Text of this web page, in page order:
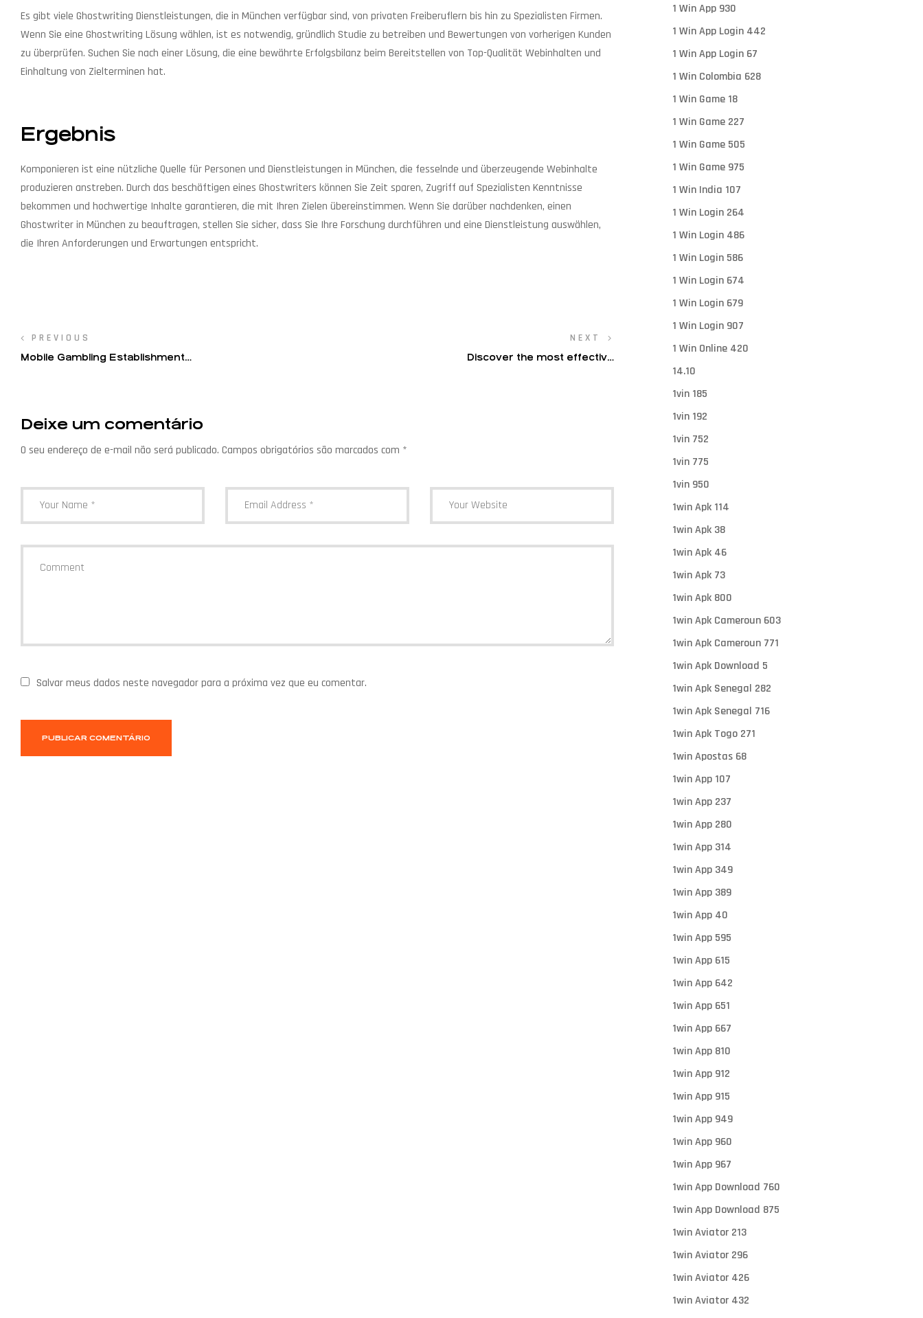
Es gibt viele Ghostwriting Dienstleistungen, die in München verfügbar sind, von privaten Freiberuflern bis hin zu Spezialisten Firmen.
Wenn Sie eine Ghostwriting Lösung wählen, ist es notwendig, gründlich Studie zu betreiben und Bewertungen von vorherigen Kunden
zu überprüfen. Suchen Sie nach einer Lösung, die eine bewährte Erfolgsbilanz beim Bereitstellen von Top-Qualität Webinhalten und
Einhaltung von Zielterminen hat.
Ergebnis
Komponieren ist eine nützliche Quelle für Personen und Dienstleistungen in München, die fesselnde und überzeugende Webinhalte
produzieren anstreben. Durch das beschäftigen eines Ghostwriters können Sie Zeit sparen, Zugriff auf Spezialisten Kenntnisse
bekommen und hochwertige Inhalte garantieren, die mit Ihren Zielen übereinstimmen. Wenn Sie darüber nachdenken, einen
Ghostwriter in München zu beauftragen, stellen Sie sicher, dass Sie Ihre Forschung durchführen und eine Dienstleistung auswählen,
die Ihren Anforderungen und Erwartungen entspricht.
Navegação
PREVIOUS
Mobile Gambling Establishment
NEXT
Discover the most effective
Deixe um comentário
O seu endereço de e-mail não será publicado. Campos obrigatórios são marcados com *
Salvar meus dados neste navegador para a próxima vez que eu comentar.
1 Win App 930
1 Win App Login 442
1 Win App Login 67
1 Win Colombia 628
1 Win Game 18
1 Win Game 227
1 Win Game 505
1 Win Game 975
1 Win India 107
1 Win Login 264
1 Win Login 486
1 Win Login 586
1 Win Login 674
1 Win Login 679
1 Win Login 907
1 Win Online 420
14.10
1vin 185
1vin 192
1vin 752
1vin 775
1vin 950
1win Apk 114
1win Apk 38
1win Apk 46
1win Apk 73
1win Apk 800
1win Apk Cameroun 603
1win Apk Cameroun 771
1win Apk Download 5
1win Apk Senegal 282
1win Apk Senegal 716
1win Apk Togo 271
1win Apostas 68
1win App 107
1win App 237
1win App 280
1win App 314
1win App 349
1win App 389
1win App 40
1win App 595
1win App 615
1win App 642
1win App 651
1win App 667
1win App 810
1win App 912
1win App 915
1win App 949
1win App 960
1win App 967
1win App Download 760
1win App Download 875
1win Aviator 213
1win Aviator 296
1win Aviator 426
1win Aviator 432